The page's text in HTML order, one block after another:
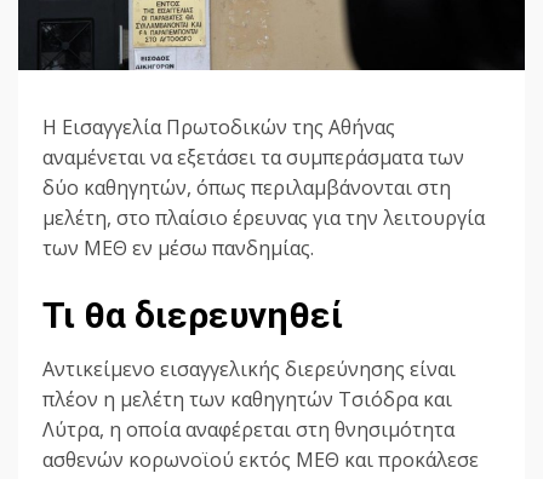
Η Εισαγγελία Πρωτοδικών της Αθήνας
αναμένεται να εξετάσει τα συμπεράσματα των
δύο καθηγητών, όπως περιλαμβάνονται στη
μελέτη, στο πλαίσιο έρευνας για την λειτουργία
των ΜΕΘ εν μέσω πανδημίας.
Τι θα διερευνηθεί
Αντικείμενο εισαγγελικής διερεύνησης είναι
πλέον η μελέτη των καθηγητών Τσιόδρα και
Λύτρα, η οποία αναφέρεται στη θνησιμότητα
ασθενών κορωνοϊού εκτός ΜΕΘ και προκάλεσε